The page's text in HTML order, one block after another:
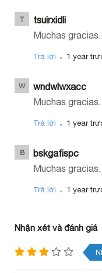
T
tsuirxidli
Muchas
Trả lời . 1 year
W
wndwlwxacc
Muchas
Trả lời . 1 year
B
bskgafispc
Muchas
Trả lời . 1 year
Nhận xét và đánh giá